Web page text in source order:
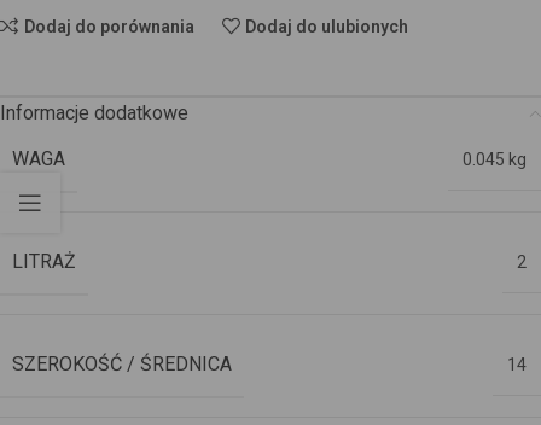
Dodaj do porównania Dodaj do ulubionych
Informacje dodatkowe
WAGA
0.045 kg
LITRAŻ 2
SZEROKOŚĆ / ŚREDNICA 14